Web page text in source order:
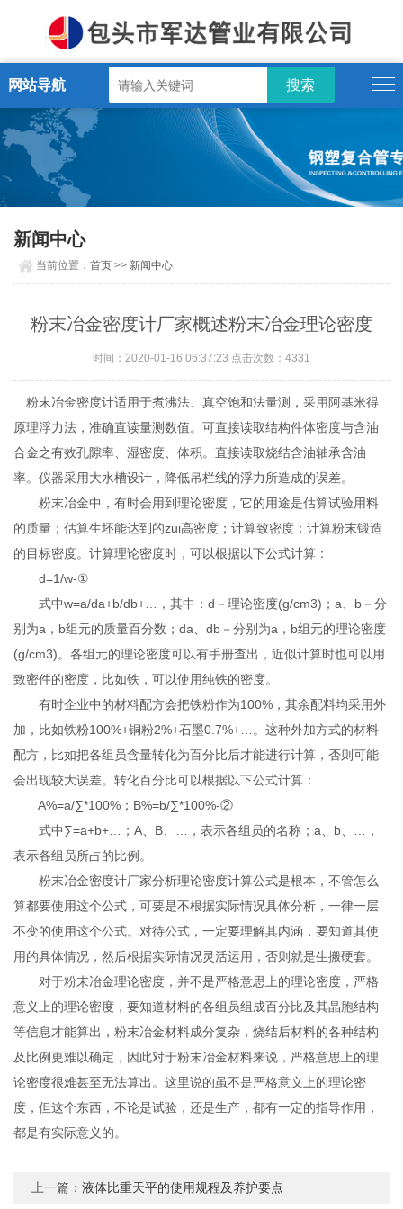
网站导航
新闻中心
当前位置：首页 >> 新闻中心
粉末冶金密度计厂家概述粉末冶金理论密度
时间：2020-01-16 06:37:23 点击次数：4331
粉末冶金密度计适用于煮沸法、真空饱和法量测，采用阿基米得
原理浮力法，准确直读量测数值。可直接读取结构件体密度与含油
合金之有效孔隙率、湿密度、体积。直接读取烧结含油轴承含油
率。仪器采用大水槽设计，降低吊栏线的浮力所造成的误差。
粉末冶金中，有时会用到理论密度，它的用途是估算试验用料
的质量；估算生坯能达到的zui高密度；计算致密度；计算粉末锻造
的目标密度。计算理论密度时，可以根据以下公式计算：
d=1/w-①
式中w=a/da+b/db+…，其中：d－理论密度(g/cm3)；a、b－分
别为a，b组元的质量百分数；da、db－分别为a，b组元的理论密度
(g/cm3)。各组元的理论密度可以有手册查出，近似计算时也可以用
致密件的密度，比如铁，可以使用纯铁的密度。
有时企业中的材料配方会把铁粉作为100%，其余配料均采用外
加，比如铁粉100%+铜粉2%+石墨0.7%+…。这种外加方式的材料
配方，比如把各组员含量转化为百分比后才能进行计算，否则可能
会出现较大误差。转化百分比可以根据以下公式计算：
A%=a/∑*100%；B%=b/∑*100%-②
式中∑=a+b+…；A、B、…，表示各组员的名称；a、b、…，
表示各组员所占的比例。
粉末冶金密度计厂家分析理论密度计算公式是根本，不管怎么
算都要使用这个公式，可要是不根据实际情况具体分析，一律一层
不变的使用这个公式。对待公式，一定要理解其内涵，要知道其使
用的具体情况，然后根据实际情况灵活运用，否则就是生搬硬套。
对于粉末冶金理论密度，并不是严格意思上的理论密度，严格
意义上的理论密度，要知道材料的各组员组成百分比及其晶胞结构
等信息才能算出，粉末冶金材料成分复杂，烧结后材料的各种结构
及比例更难以确定，因此对于粉末冶金材料来说，严格意思上的理
论密度很难甚至无法算出。这里说的虽不是严格意义上的理论密
度，但这个东西，不论是试验，还是生产，都有一定的指导作用，
都是有实际意义的。
上一篇：液体比重天平的使用规程及养护要点